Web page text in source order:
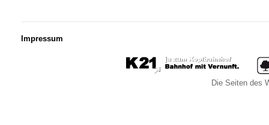
Impressum
Die Seiten des